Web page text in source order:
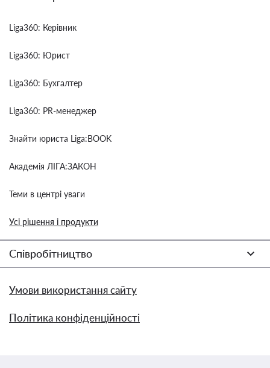
Liga360: Керівник
Liga360: Юрист
Liga360: Бухгалтер
Liga360: PR-менеджер
Знайти юриста Liga:BOOK
Академія ЛІГА:ЗАКОН
Теми в центрі уваги
Усі рішення і продукти
Співробітництво
Умови використання сайту
Політика конфіденційності